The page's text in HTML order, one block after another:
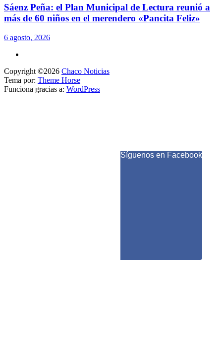
Sáenz Peña: el Plan Municipal de Lectura reunió a
más de 60 niños en el merendero «Pancita Feliz»
6 agosto, 2026
Copyright ©2026 Chaco Noticias
Tema por: Theme Horse
Funciona gracias a: WordPress
Síguenos en Facebook